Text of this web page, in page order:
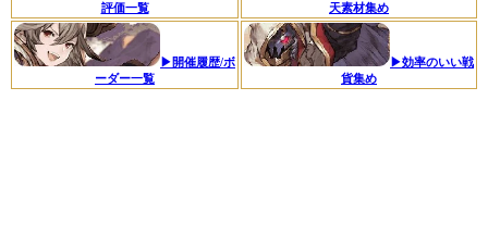
評価一覧
天素材集め
▶開催履歴/ボ
ーダー一覧
▶効率のいい戦
貨集め